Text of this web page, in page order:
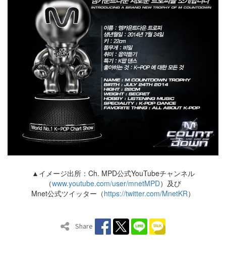
▲イメージ出所：Ch. MPD公式YouTubeチャンネル
（www.youtube.com/user/mnetMPD）及び
Mnet公式ツイッター（https://twitter.com/MnetKR）
Share